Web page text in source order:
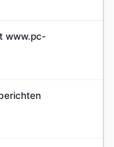
www.pc-